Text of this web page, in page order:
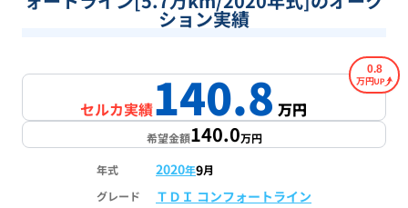
ション実績
セルカ実績140.8万円
0.8
万円
希望金額140.0万円
年式 2020年9月
グレード
ＴＤＩ コンフォートライン